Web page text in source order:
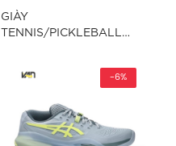
GIÀY
TENNIS/PICKLEBALL
101”
-6%